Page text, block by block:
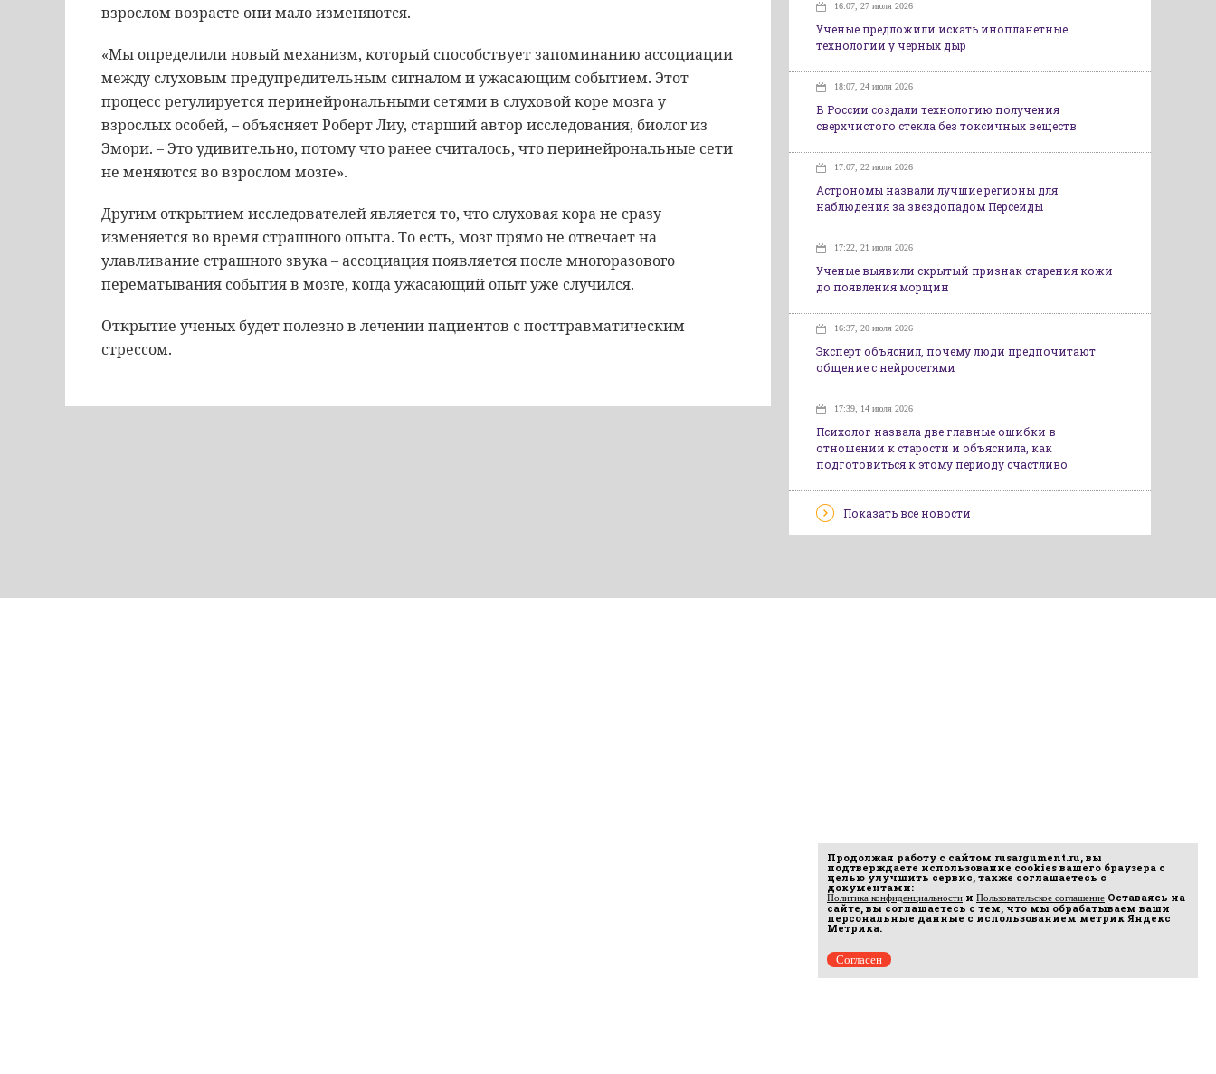
взрослом возрасте они мало изменяются.
«Мы определили новый механизм, который способствует запоминанию ассоциации
между слуховым предупредительным сигналом и ужасающим событием. Этот
процесс регулируется перинейрональными сетями в слуховой коре мозга у
взрослых особей, – объясняет Роберт Лиу, старший автор исследования, биолог из
Эмори. – Это удивительно, потому что ранее считалось, что перинейрональные сети
не меняются во взрослом мозге».
Другим открытием исследователей является то, что слуховая кора не сразу
изменяется во время страшного опыта. То есть, мозг прямо не отвечает на
улавливание страшного звука – ассоциация появляется после многоразового
перематывания события в мозге, когда ужасающий опыт уже случился.
Открытие ученых будет полезно в лечении пациентов с посттравматическим
стрессом.
16:07, 27 июля 2026
Ученые предложили искать инопланетные
технологии у черных дыр
18:07, 24 июля 2026
В России создали технологию получения
сверхчистого стекла без токсичных веществ
17:07, 22 июля 2026
Астрономы назвали лучшие регионы для
наблюдения за звездопадом Персеиды
17:22, 21 июля 2026
Ученые выявили скрытый признак старения кожи
до появления морщин
16:37, 20 июля 2026
Эксперт объяснил, почему люди предпочитают
общение с нейросетями
17:39, 14 июля 2026
Психолог назвала две главные ошибки в
отношении к старости и объяснила, как
подготовиться к этому периоду счастливо
Показать все новости
Продолжая работу с сайтом rusargument.ru, вы
подтверждаете использование cookies вашего браузера с
целью улучшить сервис, также соглашаетесь с
документами:
Политика конфиденциальности и Пользовательское соглашение Оставаясь на
сайте, вы соглашаетесь с тем, что мы обрабатываем ваши
персональные данные с использованием метрик Яндекс
Метрика.
Согласен